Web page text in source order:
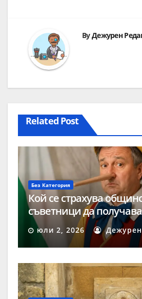
ByДежурен
Related Post
Без Категория
Кой се страхува
съветници да
заплати?
юли 2, 2026 Дежурен